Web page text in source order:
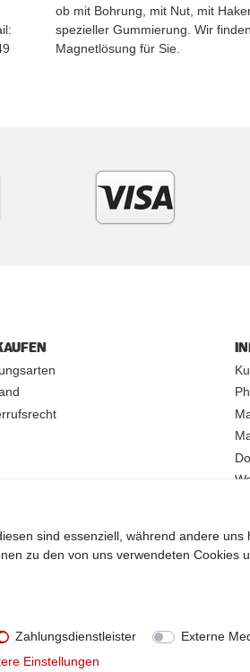
ob mit Bohrung, mit Nut, mit
spezieller Gummierung. Wir
Magnetlösung für Sie.
sind essenziell, während andere uns
zu den von uns verwendeten Cookies
Zahlungsdienstleister
Externe
Einstellungen